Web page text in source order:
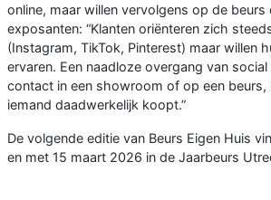
online, maar willen vervolgens op de beurs
exposanten: “Klanten oriënteren zich
(Instagram, TikTok, Pinterest) maar willen
ervaren. Een naadloze overgang van
contact in een showroom of op een
iemand daadwerkelijk koopt.”
De volgende editie van Beurs Eigen Huis
en met 15 maart 2026 in de Jaarbeurs